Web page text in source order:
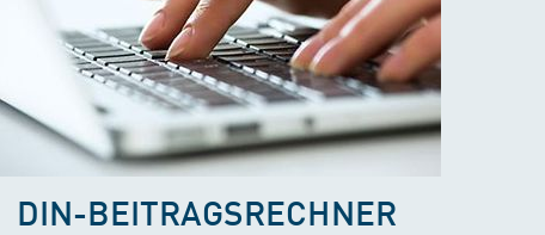
DIN-BEITRAGSRECHNER